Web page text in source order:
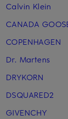
Calvin Klein
CANADA
COPENHAGEN
Dr. Martens
DRYKORN
DSQUARED2
GIVENCHY